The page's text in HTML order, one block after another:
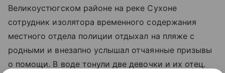
Великоустюгском районе на реке Сухоне
сотрудник изолятора временного содержания
местного отдела полиции отдыхал на пляже с
родными и внезапно услышал отчаянные призывы
о помощи. В воде тонули две девочки и их отец.